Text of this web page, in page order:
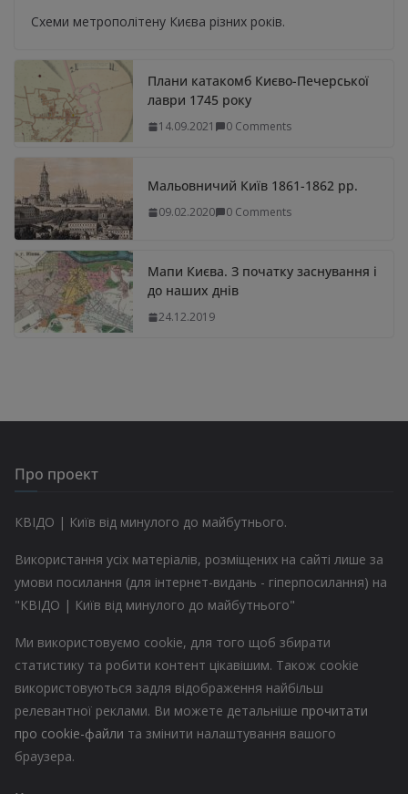
Схеми метрополітену Києва різних років.
Плани катакомб Києво-Печерської
лаври 1745 року
14.09.2021 0 Comments
Мальовничий Київ 1861-1862 рр.
09.02.2020 0 Comments
Мапи Києва. З початку заснування і
до наших днів
24.12.2019
Про проект
КВІДО | Київ від минулого до майбутнього.
Використання усіх матеріалів, розміщених на сайті лише за
умови посилання (для інтернет-видань - гіперпосилання) на
"КВІДО | Київ від минулого до майбутнього"
Ми використовуємо cookie, для того щоб збирати
статистику та робити контент цікавішим. Також cookie
використовуються задля відображення найбільш
релевантної реклами. Ви можете детальніше прочитати
про cookie-файли та змінити налаштування вашого
браузера.